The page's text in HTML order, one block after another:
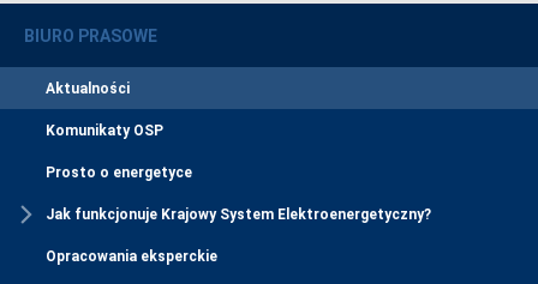
BIURO PRASOWE
Aktualności
Komunikaty OSP
Prosto o energetyce
Jak funkcjonuje Krajowy System Elektroenergetyczny?
Opracowania eksperckie